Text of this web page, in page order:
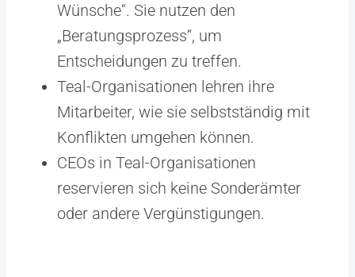
Wünsche“. Sie nutzen den
„Beratungsprozess“, um
Entscheidungen zu treffen.
Teal-Organisationen lehren ihre
Mitarbeiter, wie sie selbstständig mit
Konflikten umgehen können.
CEOs in Teal-Organisationen
reservieren sich keine Sonderämter
oder andere Vergünstigungen.